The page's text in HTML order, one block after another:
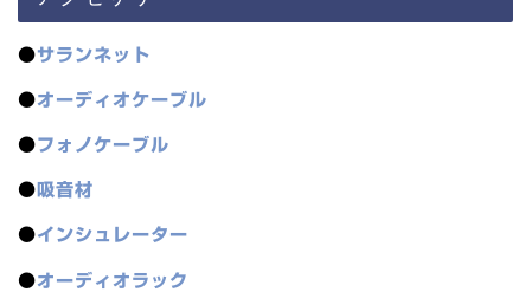
●サランネット
●オーディオケーブル
●フォノケーブル
● 吸音材
●インシュレーター
●オーディオラック